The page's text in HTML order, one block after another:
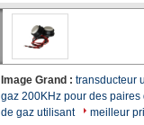
Image Grand : transducteur
gaz 200KHz pour des
de gaz utilisant
meilleur